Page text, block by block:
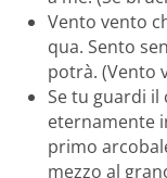
Vento vento
qua. Sento
potrà. (Vento
Se tu guardi il
eternamente
primo
mezzo al